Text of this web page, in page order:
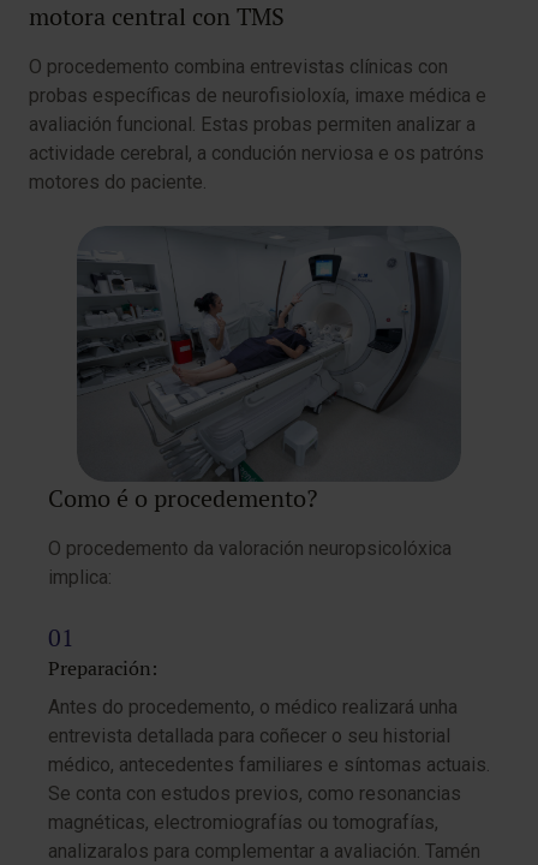
motora central con TMS
O procedemento combina entrevistas clínicas con
probas específicas de neurofisioloxía, imaxe médica e
avaliación funcional. Estas probas permiten analizar a
actividade cerebral, a condución nerviosa e os patróns
motores do paciente.
Como é o procedemento?
O procedemento da valoración neuropsicolóxica
implica:
Preparación:
Antes do procedemento, o médico realizará unha
entrevista detallada para coñecer o seu historial
médico, antecedentes familiares e síntomas actuais.
Se conta con estudos previos, como resonancias
magnéticas, electromiografías ou tomografías,
analizaralos para complementar a avaliación. Tamén